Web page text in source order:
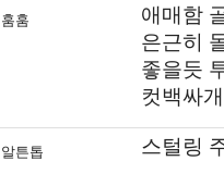
훔훔
애매함
은근히
좋을듯
컷백싸
알튼톱 스털링